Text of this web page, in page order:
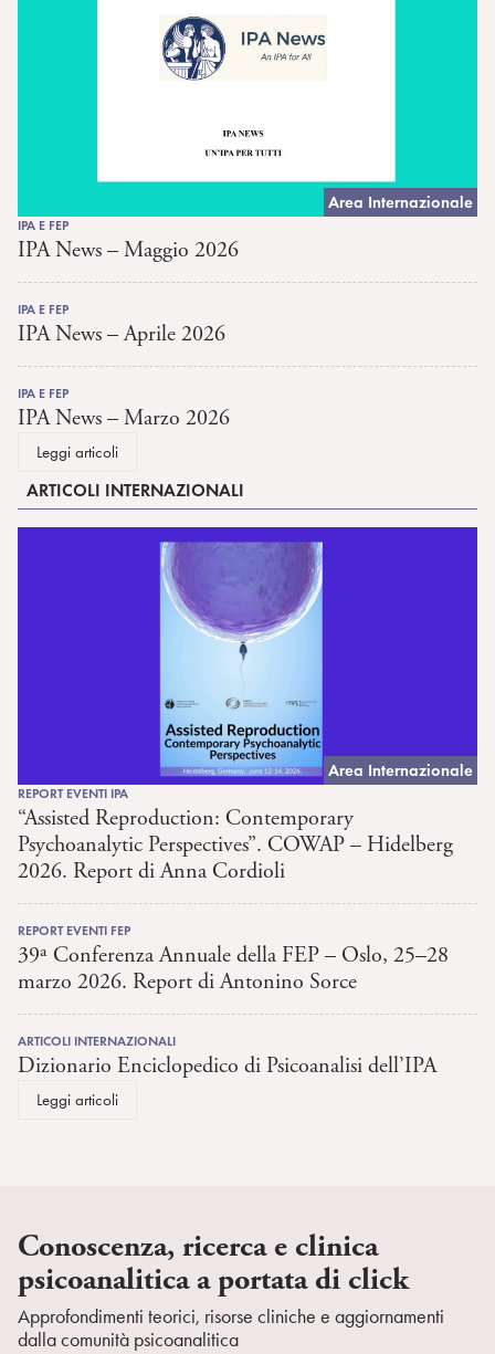
Area Internazionale
IPA E FEP
IPA News – Maggio 2026
IPA E FEP
IPA News – Aprile 2026
IPA E FEP
IPA News – Marzo 2026
Leggi articoli
ARTICOLI INTERNAZIONALI
Area Internazionale
REPORT EVENTI IPA
“Assisted Reproduction: Contemporary
Psychoanalytic Perspectives”. COWAP – Hidelberg
2026. Report di Anna Cordioli
REPORT EVENTI FEP
39ª Conferenza Annuale della FEP – Oslo, 25–28
marzo 2026. Report di Antonino Sorce
ARTICOLI INTERNAZIONALI
Dizionario Enciclopedico di Psicoanalisi dell’IPA
Leggi articoli
Conoscenza, ricerca e clinica
psicoanalitica a portata di click
Approfondimenti teorici, risorse cliniche e aggiornamenti
dalla comunità psicoanalitica